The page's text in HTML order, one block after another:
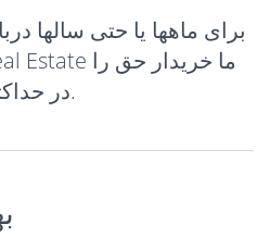
برای ماهها یا حتی سالها
در حداکثر 37 روز پیدا می کنیم.